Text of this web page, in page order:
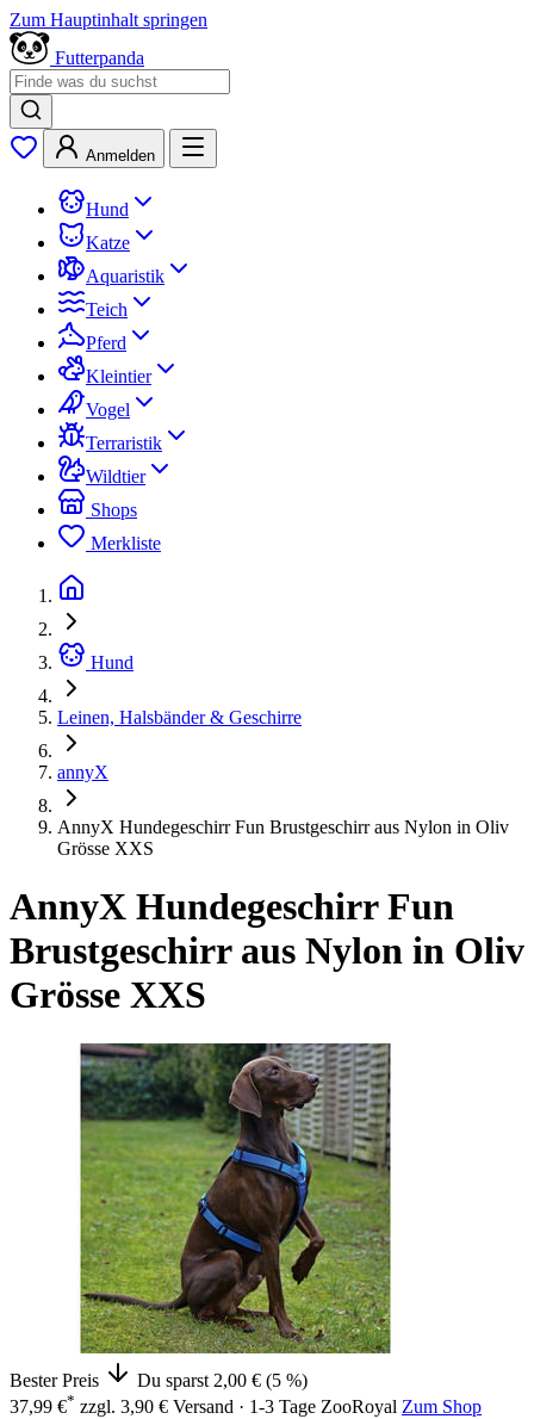
Zum Hauptinhalt springen
Futterpanda
Anmelden
Hund
Katze
Aquaristik
Teich
Pferd
Kleintier
Vogel
Terraristik
Wildtier
Shops
Merkliste
Hund
Leinen, Halsbänder & Geschirre
annyX
AnnyX Hundegeschirr Fun Brustgeschirr aus Nylon in Oliv
Grösse XXS
AnnyX Hundegeschirr Fun
Brustgeschirr aus Nylon in Oliv
Grösse XXS
Bester Preis
Du sparst 2,00 € (5 %)
37,99 €* zzgl. 3,90 € Versand · 1-3 Tage ZooRoyal Zum Shop